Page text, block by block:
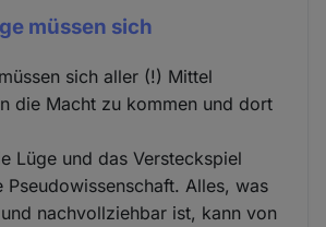
müssen sich
sich aller (!) Mittel
die Macht zu kommen und dort
Lüge und das Versteckspiel
Pseudowissenschaft. Alles, was
nachvollziehbar ist, kann von